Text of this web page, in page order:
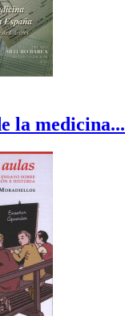
la medicina...